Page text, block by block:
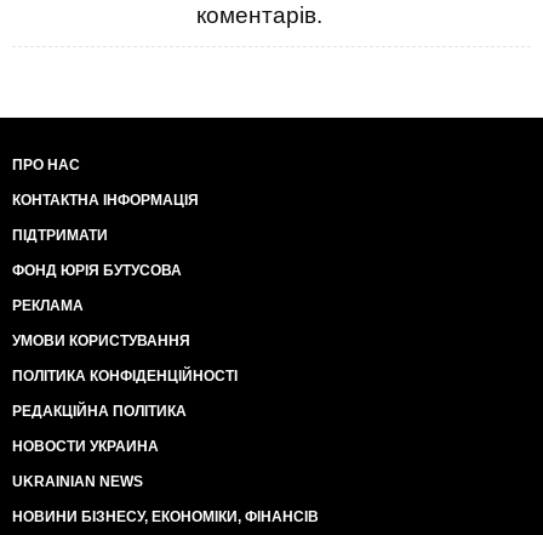
коментарів.
ПРО НАС
КОНТАКТНА ІНФОРМАЦІЯ
ПІДТРИМАТИ
ФОНД ЮРІЯ БУТУСОВА
РЕКЛАМА
УМОВИ КОРИСТУВАННЯ
ПОЛІТИКА КОНФІДЕНЦІЙНОСТІ
РЕДАКЦІЙНА ПОЛІТИКА
НОВОСТИ УКРАИНА
UKRAINIAN NEWS
НОВИНИ БІЗНЕСУ, ЕКОНОМІКИ, ФІНАНСІВ